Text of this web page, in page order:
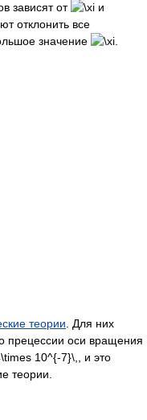
зависят от
и
отклонить все
значение
теории . Для них
прецессии оси вращения
, и это
теории.